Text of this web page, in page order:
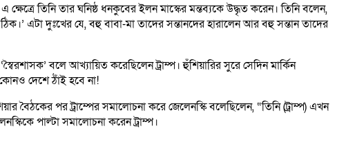
ক্ষেত্রে তিনি তার ঘনিষ্ঠ ধনকুবের ইলন মাস্কের মন্তব্যকে উদ্ধৃত করেন। তিনি বলেন,
এটা দুঃখের যে, বহু বাবা-মা তাদের সন্তানদের হারালেন আর বহু সন্তান তাদের
বলে আখ্যায়িত করেছিলেন ট্রাম্প। হুঁশিয়ারির সুরে সেদিন মার্কিন
দেশে ঠাঁই হবে না!
বৈঠকের পর ট্রাম্পের সমালোচনা করে জেলেনস্কি বলেছিলেন, “তিনি (ট্রাম্প) এখন
পাল্টা সমালোচনা করেন ট্রাম্প।